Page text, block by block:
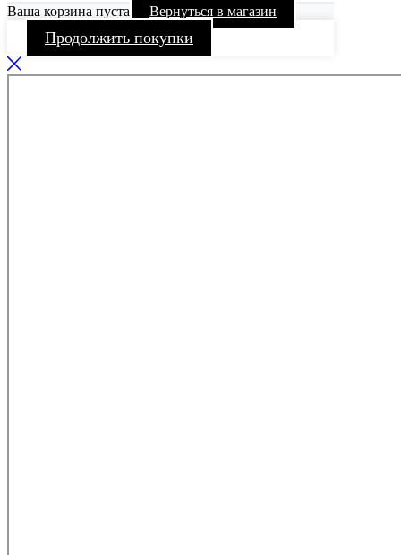
Ваша корзина пуста Вернуться в магазин
Продолжить покупки